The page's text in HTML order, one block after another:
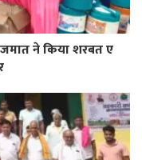
जमात ने किया शरबत ए